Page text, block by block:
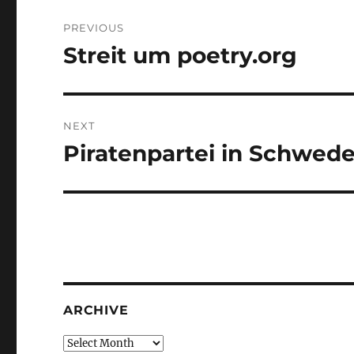
navigation
PREVIOUS
Previous
Streit um poetry.org
NEXT
Next
Piratenpartei in
ARCHIVE
Archive